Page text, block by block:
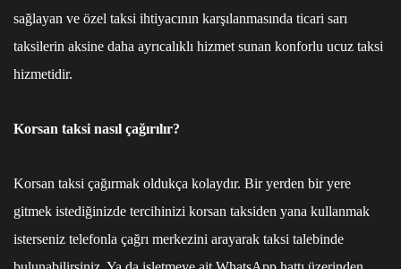
sağlayan ve özel taksi ihtiyacının karşılanmasında ticari sarı
taksilerin aksine daha ayrıcalıklı hizmet sunan konforlu ucuz taksi
hizmetidir.
Korsan taksi nasıl çağırılır?
Korsan taksi çağırmak oldukça kolaydır. Bir yerden bir yere
gitmek istediğinizde tercihinizi korsan taksiden yana kullanmak
isterseniz telefonla çağrı merkezini arayarak taksi talebinde